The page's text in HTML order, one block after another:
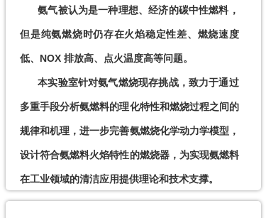
      氨气被认为是一种理想、经济的碳中性燃料，
但是纯氨燃烧时仍存在火焰稳定性差、燃烧速度
低、NOX 排放高、点火温度高等问题。
      本实验室针对氨气燃烧现存挑战，致力于通过
多重手段分析氨燃料的理化特性和燃烧过程之间的
规律和机理，进一步完善氨燃烧化学动力学模型，
设计符合氨燃料火焰特性的燃烧器，为实现氨燃料
在工业领域的清洁应用提供理论和技术支撑。